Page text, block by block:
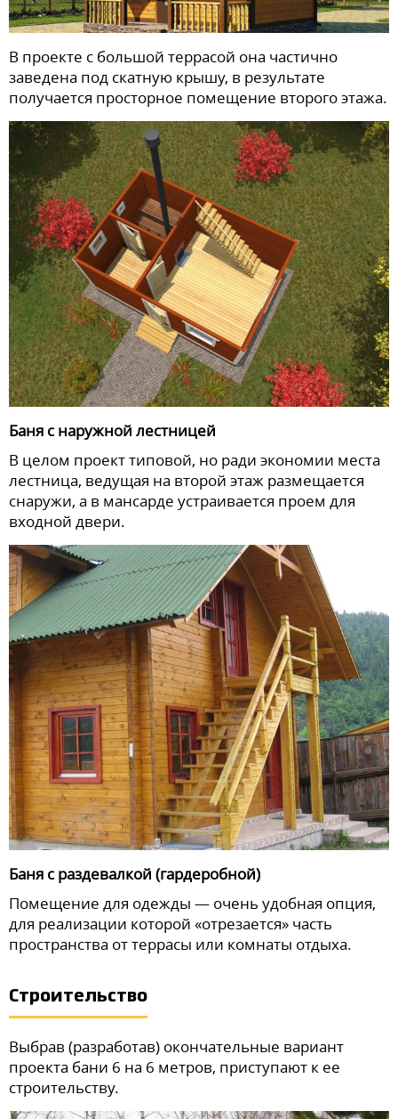
В проекте с большой террасой она частично
заведена под скатную крышу, в результате
получается просторное помещение второго этажа.
Баня с наружной лестницей
В целом проект типовой, но ради экономии места
лестница, ведущая на второй этаж размещается
снаружи, а в мансарде устраивается проем для
входной двери.
Баня с раздевалкой (гардеробной)
Помещение для одежды — очень удобная опция,
для реализации которой «отрезается» часть
пространства от террасы или комнаты отдыха.
Строительство
Выбрав (разработав) окончательные вариант
проекта бани 6 на 6 метров, приступают к ее
строительству.